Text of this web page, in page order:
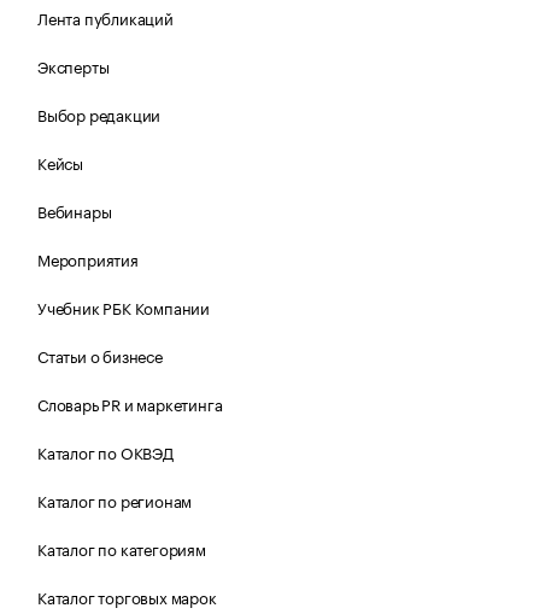
Лента публикаций
Эксперты
Выбор редакции
Кейсы
Вебинары
Мероприятия
Учебник РБК Компании
Статьи о бизнесе
Словарь PR и маркетинга
Каталог по ОКВЭД
Каталог по регионам
Каталог по категориям
Каталог торговых марок